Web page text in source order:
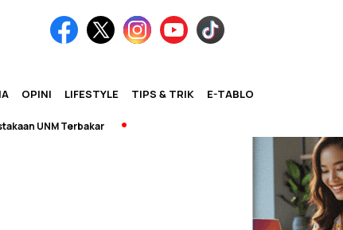
OPINI LIFESTYLE TIPS & TRIK E-TABLOID
UNM Terbakar